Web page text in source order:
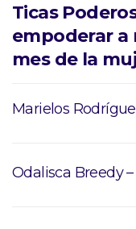
Ticas
empoderar a
mes de la
Marielos
Odalisca Breedy